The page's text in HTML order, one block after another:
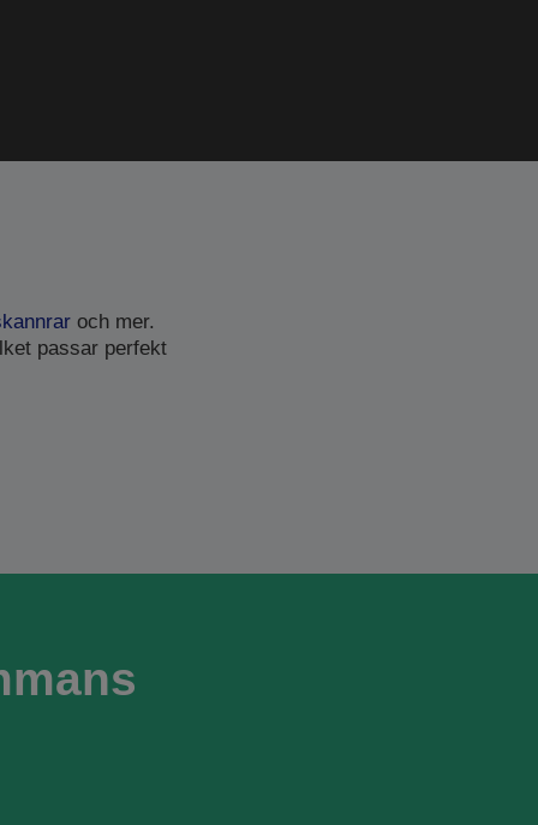
och mer.
passar perfekt